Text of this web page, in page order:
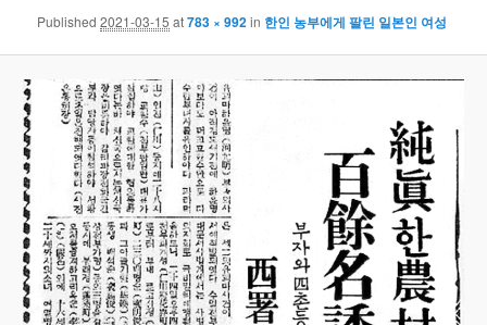
Published2021-03-15 at783 × 992in 한인 농부에게 팔린 일본인 여성